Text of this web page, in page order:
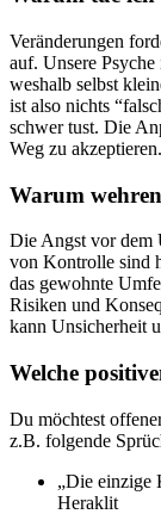
Veränderungen
auf. Unsere
weshalb selbst
ist also nichts
schwer tust. Die
Weg zu akzeptieren.
Warum
Die Angst vor dem
von Kontrolle sind
das gewohnte
Risiken und
kann Unsicherheit
Welche
Du möchtest
z.B. folgende
„Die einzige
Heraklit